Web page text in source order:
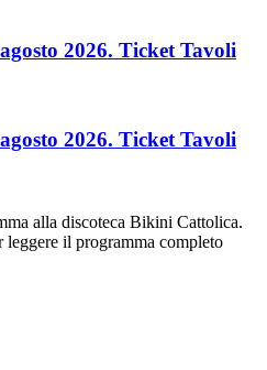
2026. Ticket Tavoli
2026. Ticket Tavoli
alla discoteca Bikini Cattolica.
leggere il programma completo